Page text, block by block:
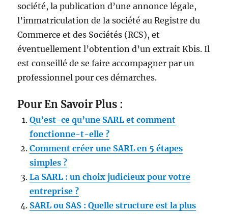
société, la publication d’une annonce légale,
l’immatriculation de la société au Registre du
Commerce et des Sociétés (RCS), et
éventuellement l’obtention d’un extrait Kbis. Il
est conseillé de se faire accompagner par un
professionnel pour ces démarches.
Pour En Savoir Plus :
Qu’est-ce qu’une SARL et comment
fonctionne-t-elle ?
Comment créer une SARL en 5 étapes
simples ?
La SARL : un choix judicieux pour votre
entreprise ?
SARL ou SAS : Quelle structure est la plus